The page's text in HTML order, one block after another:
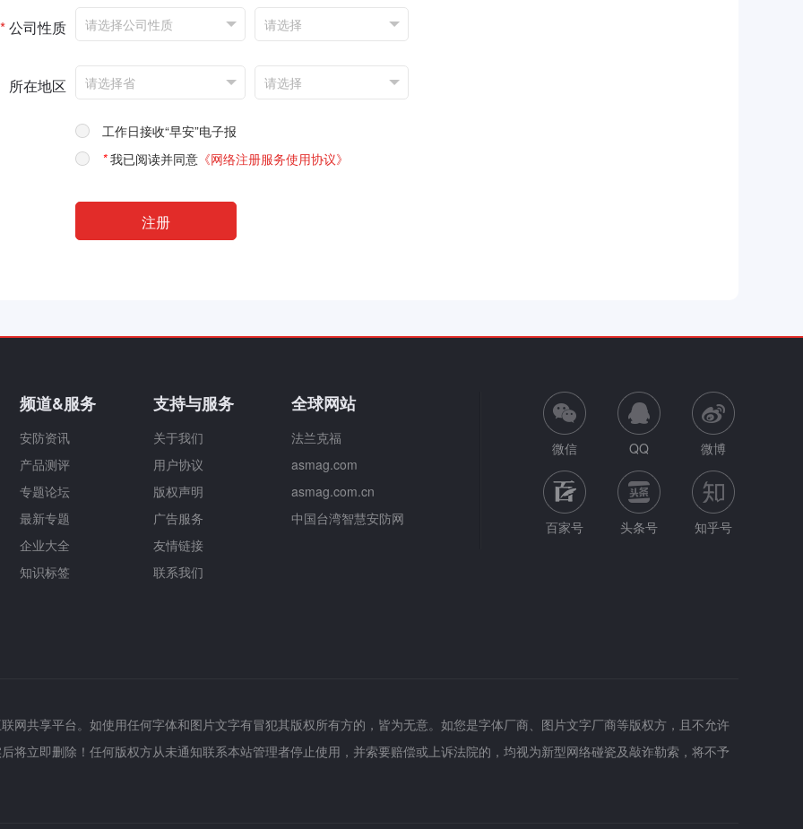
*公司性质
所在地区
工作日接收“早安”电子报
*我已阅读并同意 《网络注册服务使用协议》
频道&服务
安防资讯
产品测评
专题论坛
最新专题
企业大全
知识标签
支持与服务
关于我们
用户协议
版权声明
广告服务
友情链接
联系我们
全球网站
法兰克福
asmag.com
asmag.com.cn
中国台湾智慧安防网
微信 QQ 微博
百家号 头条号 知乎号
网共享平台。如使用任何字体和图片文字有冒犯其版权所有方的，皆为无意。如您是字体厂商、图片文字厂商等版权方，且不允许
将立即删除！任何版权方从未通知联系本站管理者停止使用，并索要赔偿或上诉法院的，均视为新型网络碰瓷及敲诈勒索，将不予